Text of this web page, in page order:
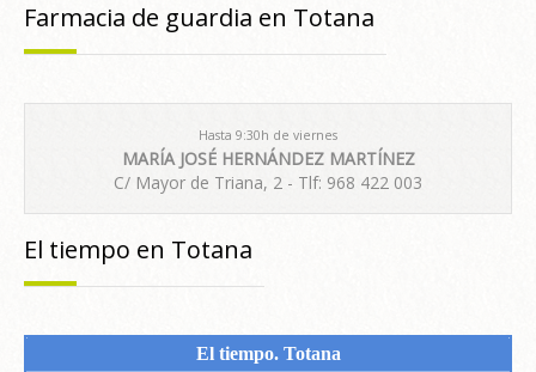
Farmacia de guardia en Totana
Hasta 9:30h de viernes
MARÍA JOSÉ HERNÁNDEZ MARTÍNEZ
C/ Mayor de Triana, 2 - Tlf: 968 422 003
El tiempo en Totana